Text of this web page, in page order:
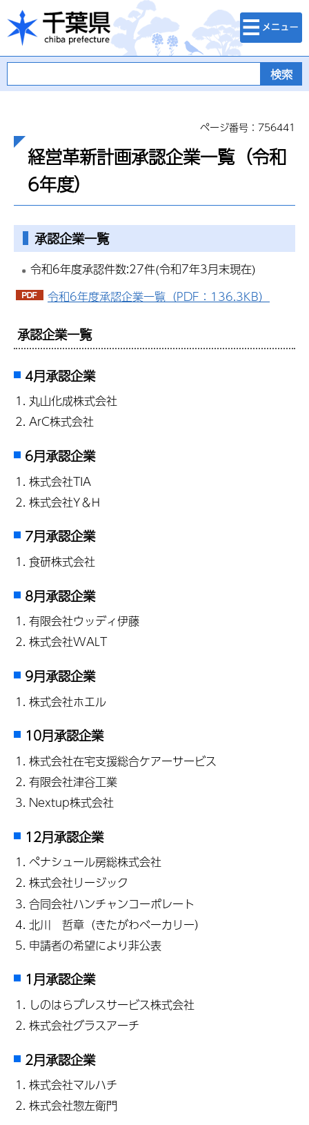
千葉県
検索・メニュ
ー
ページ番号：756441
経営革新計画承認企業一覧（令和
6年度）
承認企業一覧
令和6年度承認件数:27件(令和7年3月末現在)
令和6年度承認企業一覧（PDF：136.3KB）
承認企業一覧
4月承認企業
丸山化成株式会社
ArC株式会社
6月承認企業
株式会社TIA
株式会社Y＆H
7月承認企業
食研株式会社
8月承認企業
有限会社ウッディ伊藤
株式会社WALT
9月承認企業
株式会社ホエル
10月承認企業
株式会社在宅支援総合ケアーサービス
有限会社津谷工業
Nextup株式会社
12月承認企業
ペナシュール房総株式会社
株式会社リージック
合同会社ハンチャンコーポレート
北川 哲章（きたがわベーカリー）
申請者の希望により非公表
1月承認企業
しのはらプレスサービス株式会社
株式会社グラスアーチ
2月承認企業
株式会社マルハチ
株式会社惣左衛門